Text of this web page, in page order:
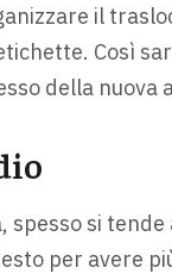
il
Così
della nuova
spesso si
per avere